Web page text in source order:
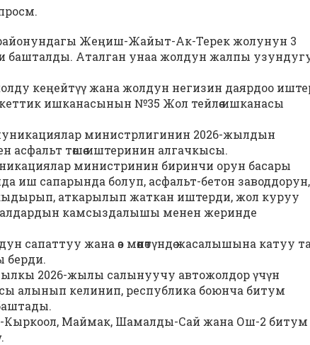
Жеңиш-Жайыт-Ак-Терек жолунун 3
башталды. Аталган унаа жолдун жалпы
кеңейтүү жана жолдун негизин даярдоо
ишканасынын №35 Жол тейлөө ишканасы
министрлигинин 2026-жылдын
төшөө иштеринин алгачкысы.
министринин биринчи орун басары
иш сапарында болуп, асфальт-бетон заводдорун,
аткарылып жаткан иштерди, жол куруу
камсыздалышы менен жеринде
сапаттуу жана өз мөөнөтүндө жасалышына катуу
берди.
2026-жылы салынуучу автожолдор үчүн
алынып келинип, республика боюнча битум
Кыркоол, Маймак, Шамалды-Сай жана Ош-2 битум